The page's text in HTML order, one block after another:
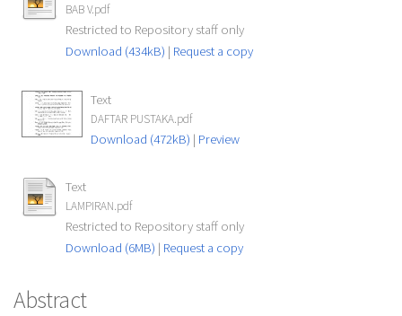
BAB V.pdf
Restricted to Repository staff only
Download (434kB) | Request a copy
Text
DAFTAR PUSTAKA.pdf
Download (472kB) | Preview
Text
LAMPIRAN.pdf
Restricted to Repository staff only
Download (6MB) | Request a copy
Abstract